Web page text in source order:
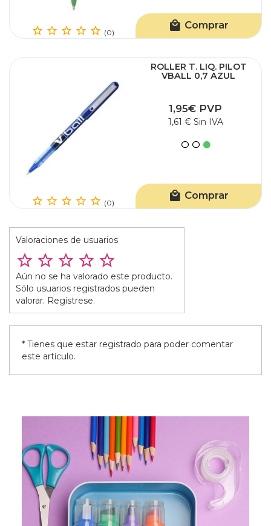
(0)
Comprar
(0)
ROLLER T. LIQ. PILOT
VBALL 0,7 AZUL
1,95€ PVP
1,61 € Sin IVA
Comprar
Valoraciones de usuarios
Aún no se ha valorado este producto.
Sólo usuarios registrados pueden
valorar. Regístrese.
* Tienes que estar registrado para poder comentar
este artículo.